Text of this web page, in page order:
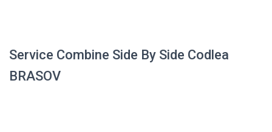
Service Combine Side By Side Codlea
BRASOV